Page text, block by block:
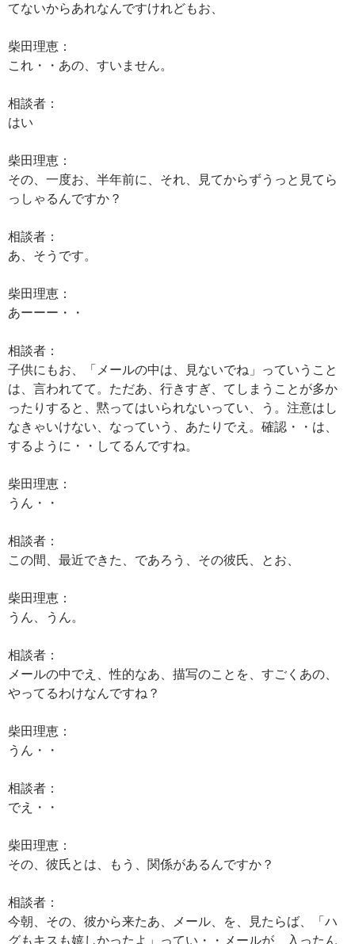
てないからあれなんですけれどもお、
柴田理恵：
これ・・あの、すいません。
相談者：
はい
柴田理恵：
その、一度お、半年前に、それ、見てからずうっと見てら
っしゃるんですか？
相談者：
あ、そうです。
柴田理恵：
あーーー・・
相談者：
子供にもお、「メールの中は、見ないでね」っていうこと
は、言われてて。ただあ、行きすぎ、てしまうことが多か
ったりすると、黙ってはいられないってい、う。注意はし
なきゃいけない、なっていう、あたりでえ。確認・・は、
するように・・してるんですね。
柴田理恵：
うん・・
相談者：
この間、最近できた、であろう、その彼氏、とお、
柴田理恵：
うん、うん。
相談者：
メールの中でえ、性的なあ、描写のことを、すごくあの、
やってるわけなんですね？
柴田理恵：
うん・・
相談者：
でえ・・
柴田理恵：
その、彼氏とは、もう、関係があるんですか？
相談者：
今朝、その、彼から来たあ、メール、を、見たらば、「ハ
グもキスも嬉しかったよ」ってい・・メールが、入ったん